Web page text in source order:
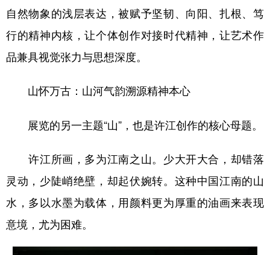
自然物象的浅层表达，被赋予坚韧、向阳、扎根、笃
行的精神内核，让个体创作对接时代精神，让艺术作
品兼具视觉张力与思想深度。
山怀万古：山河气韵溯源精神本心
展览的另一主题“山”，也是许江创作的核心母题。
许江所画，多为江南之山。少大开大合，却错落
灵动，少陡峭绝壁，却起伏婉转。这种中国江南的山
水，多以水墨为载体，用颜料更为厚重的油画来表现
意境，尤为困难。